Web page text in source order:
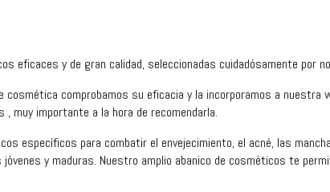
eficaces y de gran calidad, seleccionadas cuidadósamente por
cosmética comprobamos su eficacia y la incorporamos a nuestra
muy importante a la hora de recomendarla.
específicos para combatir el envejecimiento, el acné, las
y maduras. Nuestro amplio abanico de cosméticos te